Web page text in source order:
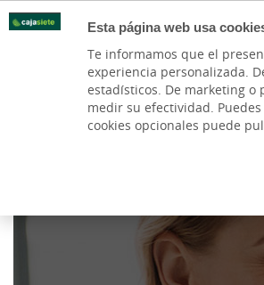
Esta página web usa
Te informamos que el
experiencia personalizada.
estadísticos. De marketing
medir su efectividad.
cookies opcionales puede
Subvenciones Cuenta y